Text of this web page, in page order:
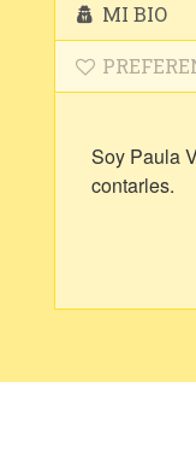
MI BIO
Soy Paula
contarles.